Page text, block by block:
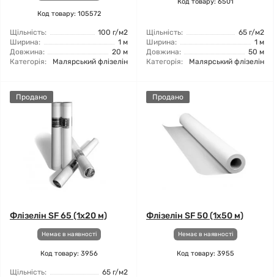
Код товару: 105572
Щільність:
100 г/м2
Ширина:
1 м
Довжина:
20 м
Категорія:
Малярський флізелін
Щільність:
65 г/м2
Ширина:
1 м
Довжина:
50 м
Категорія:
Малярський флізелін
Продано
Флізелін SF 65 (1x20 м)
Немає в наявності
Код товару: 3956
Щільність:
65 г/м2
Продано
Флізелін SF 50 (1x50 м)
Немає в наявності
Код товару: 3955